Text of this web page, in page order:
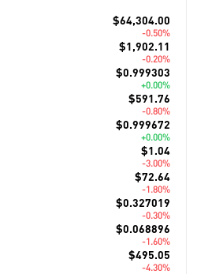
$64,304.00
-0.50%
$1,902.11
-0.20%
$0.999303
+0.00%
$591.76
-0.80%
$0.999672
+0.00%
$1.04
-3.00%
$72.64
-1.80%
$0.327019
-0.30%
$0.068896
-1.60%
$495.05
-4.30%